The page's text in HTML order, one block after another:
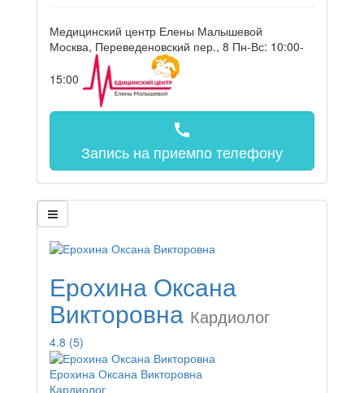
Медицинский центр Елены Малышевой
Москва, Переведеновский пер., 8 Пн-Вс: 10:00-
15:00
call
Запись на приемпо телефону
Ерохина Оксана
Викторовна Кардиолог
4.8 (5)
Ерохина Оксана Викторовна
Кардиолог